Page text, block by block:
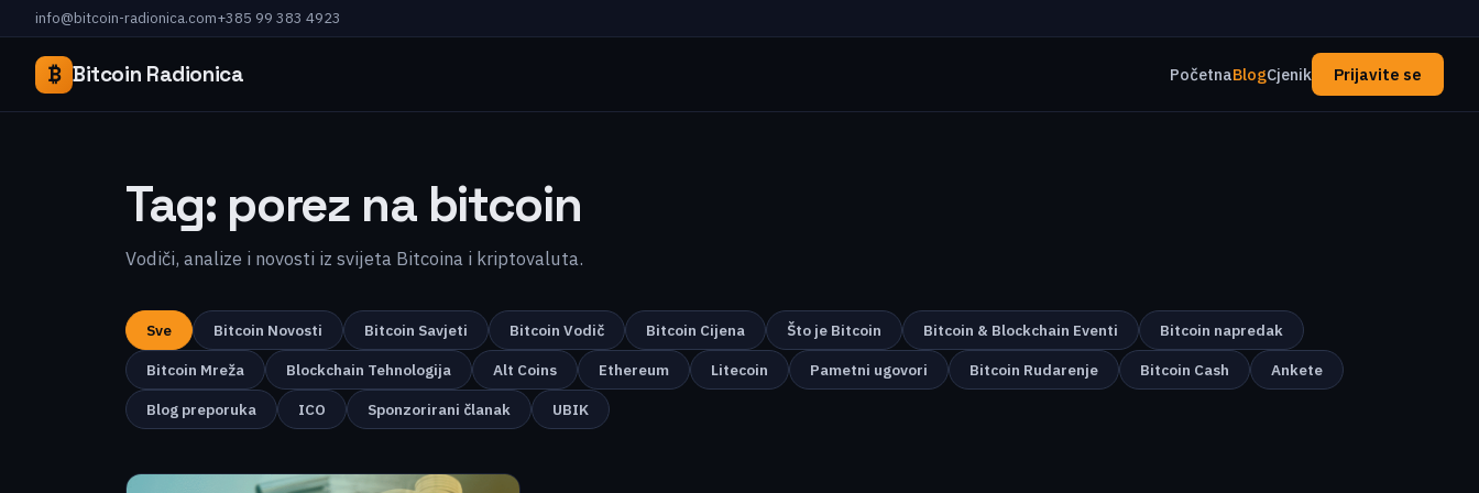
info@bitcoin-radionica.com+385 99 383 4923
₿ Bitcoin Radionica PočetnaBlogCjenik Prijavite se
Tag: porez na bitcoin
Vodiči, analize i novosti iz svijeta Bitcoina i kriptovaluta.
Sve Bitcoin Novosti Bitcoin Savjeti Bitcoin Vodič Bitcoin Cijena Što je Bitcoin Bitcoin & Blockchain Eventi
Bitcoin napredak
Bitcoin Mreža
Blockchain Tehnologija Alt Coins Ethereum Litecoin Pametni ugovori Bitcoin Rudarenje Bitcoin Cash
Ankete
Blog preporuka
ICO Sponzorirani članak UBIK